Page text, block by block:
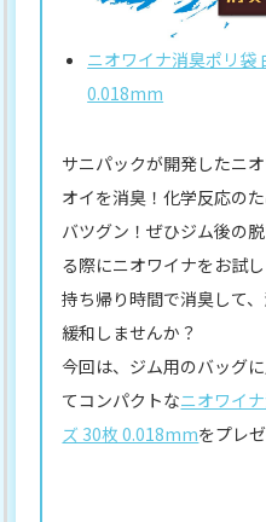
ニオワイナ消臭ポリ袋
0.018mm
サニパックが開発したニ
オイを消臭！化学反応の
バツグン！ぜひジム後の
る際にニオワイナをお試し
持ち帰り時間で消臭して
緩和しませんか？
今回は、ジム用のバッグ
てコンパクトなニオワイ
ズ 30枚 0.018mmをプレ